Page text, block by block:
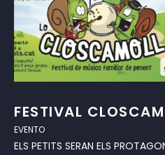
FESTIVAL
EVENTO
ELS PETITS SERAN ELS